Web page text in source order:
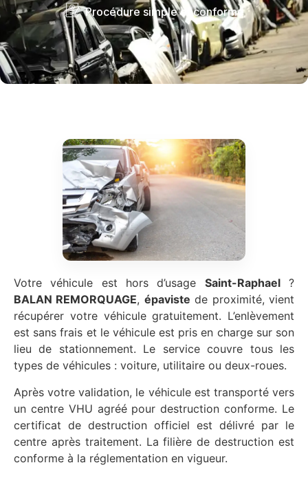
Procédure simple et conforme
Votre véhicule est hors d’usage Saint-Raphael?
BALAN REMORQUAGE, épaviste de proximité, vient
récupérer votre véhicule gratuitement. L’enlèvement
est sans frais et le véhicule est pris en charge sur son
lieu de stationnement. Le service couvre tous les
types de véhicules : voiture, utilitaire ou deux-roues.
Après votre validation, le véhicule est transporté vers
un centre VHU agréé pour destruction conforme. Le
certificat de destruction officiel est délivré par le
centre après traitement. La filière de destruction est
conforme à la réglementation en vigueur.